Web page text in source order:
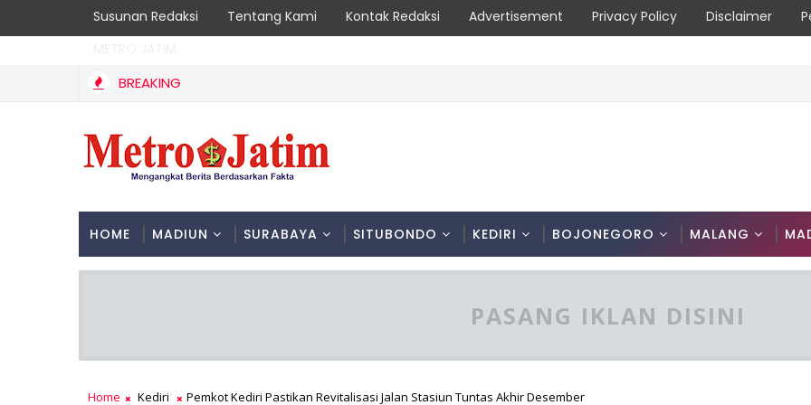
Susunan Redaksi Tentang Kami Kontak Redaksi Advertisement Privacy Policy Disclaimer
BREAKING
HOME MADIUN SURABAYA SITUBONDO KEDIRI BOJONEGORO MALANG
PASANG IKLAN DISINI
Home Kediri Pemkot Kediri Pastikan Revitalisasi Jalan Stasiun Tuntas Akhir Desember